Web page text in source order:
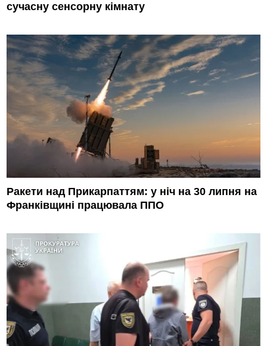
сучасну сенсорну кімнату
Ракети над Прикарпаттям: у ніч на 30 липня на
Франківщині працювала ППО